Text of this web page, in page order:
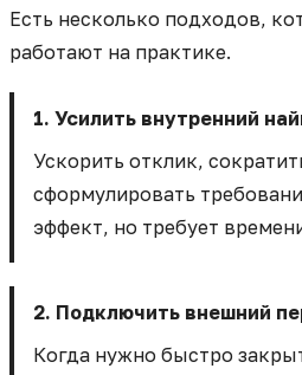
Есть несколько подходов,
работают на практике.
1. Усилить внутренний
Ускорить отклик,
сформулировать
эффект, но требует
2. Подключить внешний
Когда нужно быстро